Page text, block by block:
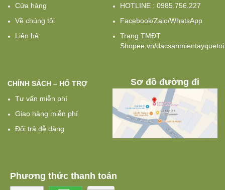
nhiều
thể.
Các
tùy
được
trang
phẩm
Cửa hàng
Về chúng tôi
Liên hệ
HOTLINE : 0985.756.227
Facebook/Zalo/WhatsApp
Trang TMĐT
Shopee.vn/dacsanmientayquetoi
CHÍNH SÁCH – HỔ TRỢ
Tư vấn miễn phí
Giao hàng miễn phí
Đổi trả dễ dàng
Sơ đồ đường đi
Phương thức thanh toán